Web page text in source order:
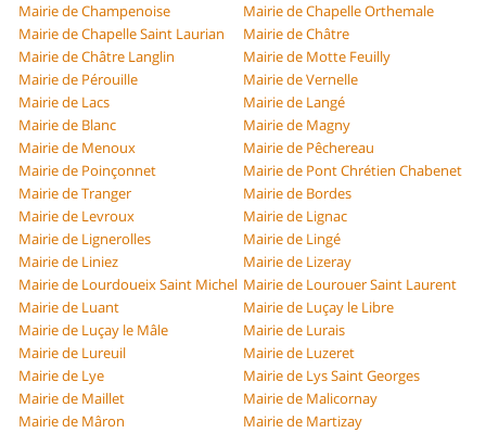
Mairie de Champenoise
Mairie de Chapelle Orthemale
Mairie de Chapelle Saint Laurian
Mairie de Châtre
Mairie de Châtre Langlin
Mairie de Motte Feuilly
Mairie de Pérouille
Mairie de Vernelle
Mairie de Lacs
Mairie de Langé
Mairie de Blanc
Mairie de Magny
Mairie de Menoux
Mairie de Pêchereau
Mairie de Poinçonnet
Mairie de Pont Chrétien Chabenet
Mairie de Tranger
Mairie de Bordes
Mairie de Levroux
Mairie de Lignac
Mairie de Lignerolles
Mairie de Lingé
Mairie de Liniez
Mairie de Lizeray
Mairie de Lourdoueix Saint Michel Mairie de Lourouer Saint Laurent
Mairie de Luant
Mairie de Luçay le Libre
Mairie de Luçay le Mâle
Mairie de Lurais
Mairie de Lureuil
Mairie de Luzeret
Mairie de Lye
Mairie de Lys Saint Georges
Mairie de Maillet
Mairie de Malicornay
Mairie de Mâron
Mairie de Martizay